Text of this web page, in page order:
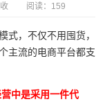
阅读：159
式，不仅不用囤货，
主流的电商平台都支
营中是采用一件代